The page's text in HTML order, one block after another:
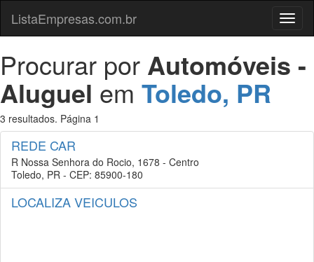
Menu
ListaEmpresas.com.br
Procurar por Automóveis -
Aluguel em Toledo, PR
3 resultados. Página 1
REDE CAR
R Nossa Senhora do Rocio, 1678 - Centro
Toledo, PR - CEP: 85900-180
LOCALIZA VEICULOS